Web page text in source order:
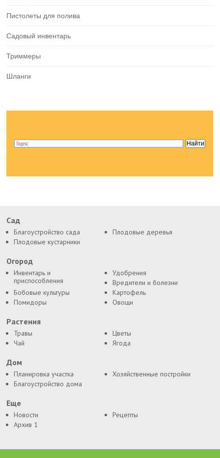
Пистолеты для полива
Садовый инвентарь
Триммеры
Шланги
Сад
Благоустройство сада
Плодовые деревья
Плодовые кустарники
Огород
Инвентарь и
приспособления
Удобрения
Вредители и болезни
Бобовые культуры
Картофель
Помидоры
Овощи
Растения
Травы
Цветы
Чай
Ягода
Дом
Планировка участка
Хозяйственные постройки
Благоустройство дома
Еще
Новости
Рецепты
Архив 1